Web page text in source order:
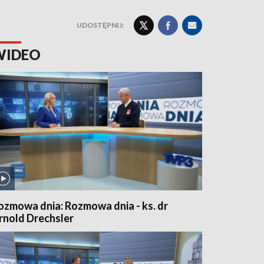
UDOSTĘPNIJ:
dnia: Rozmowa dnia - ks. dr
Drechsler